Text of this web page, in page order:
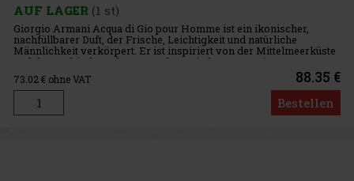
AUF LAGER (1 st)
Giorgio Armani Acqua di Gio pour Homme ist ein ikonischer,
nachfüllbarer Duft, der Frische, Leichtigkeit und natürliche
Männlichkeit verkörpert. Er ist inspiriert von der Mittelmeerküste
und der Verbindung des Menschen mit der Natur. Diese Herren-
Eau
73.02€ ohne VAT 88.35 €
Bestellen